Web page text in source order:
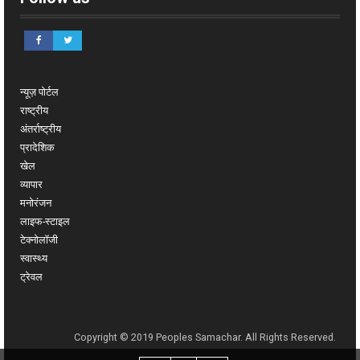
न्यूज़ पोर्टल
राष्ट्रीय
अंतर्राष्ट्रीय
प्रादेशिक
खेल
व्यापार
मनोरंजन
लाइफ-स्टाइल
टेक्नोलॉजी
स्वास्थ्य
ट्रेवल
Copyright © 2019 Peoples Samachar. All Rights Reserved.